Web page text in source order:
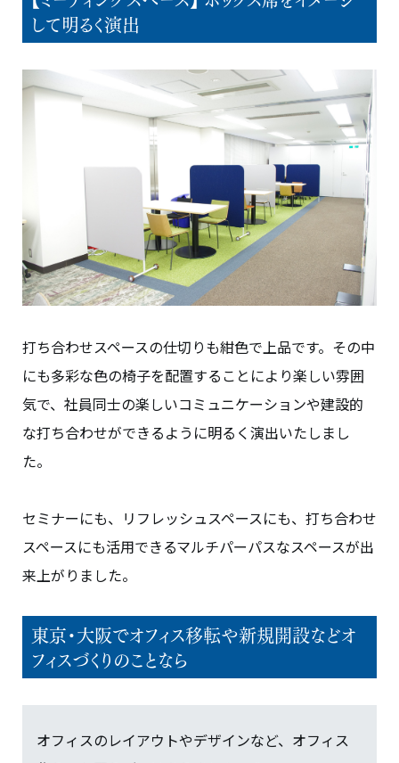
して明るく演出
打ち合わせスペースの仕切りも紺色で上品です。その中
にも多彩な色の椅子を配置することにより楽しい雰囲
気で、社員同士の楽しいコミュニケーションや建設的
な打ち合わせができるように明るく演出いたしまし
た。
セミナーにも、リフレッシュスペースにも、打ち合わせ
スペースにも活用できるマルチパーパスなスペースが出
来上がりました。
東京・大阪でオフィス移転や新規開設などオ
フィスづくりのことなら
オフィスのレイアウトやデザインなど、オフィス